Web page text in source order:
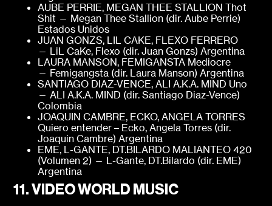
AUBE PERRIE, MEGAN THEE STALLION Thot
Shit — Megan Thee Stallion (dir. Aube Perrie)
Estados Unidos
JUAN GONZS, LIL CAKE, FLEXO FERRERO
— LiL CaKe, Flexo (dir. Juan Gonzs) Argentina
LAURA MANSON, FEMIGANSTA Mediocre
— Femigangsta (dir. Laura Manson) Argentina
SANTIAGO DIAZ-VENCE, ALI A.K.A. MIND Uno
— ALI A.K.A. MIND (dir. Santiago Diaz-Vence)
Colombia
JOAQUIN CAMBRE, ECKO, ANGELA TORRES
Quiero entender – Ecko, Angela Torres (dir.
Joaquin Cambre) Argentina
EME, L-GANTE, DT.BILARDO MALIANTEO 420
(Volumen 2) — L-Gante, DT.Bilardo (dir. EME)
Argentina
11. VIDEO WORLD MUSIC